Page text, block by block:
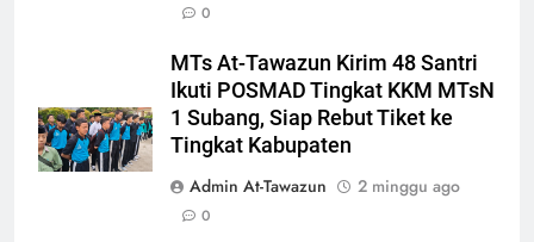
0
MTs At-Tawazun Kirim 48 Santri
Ikuti POSMAD Tingkat KKM MTsN
1 Subang, Siap Rebut Tiket ke
Tingkat Kabupaten
Admin At-Tawazun
2 minggu ago
0